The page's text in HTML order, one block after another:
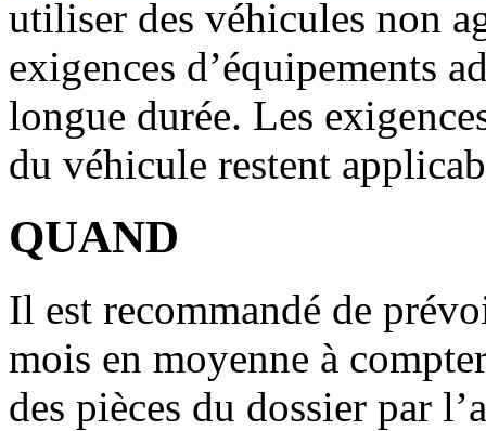
utiliser des véhicules non
exigences d’équipements
longue durée. Les
du véhicule restent
QUAND
Il est recommandé de
mois en moyenne à
des pièces du dossier par